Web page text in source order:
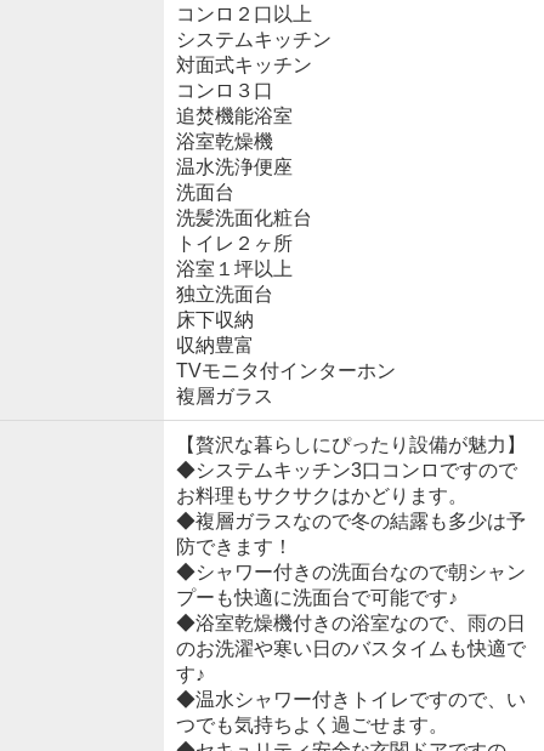
コンロ２口以上
システムキッチン
対面式キッチン
コンロ３口
追焚機能浴室
浴室乾燥機
温水洗浄便座
洗面台
洗髪洗面化粧台
トイレ２ヶ所
浴室１坪以上
独立洗面台
床下収納
収納豊富
TVモニタ付インターホン
複層ガラス
【贅沢な暮らしにぴったり設備が魅力】
◆システムキッチン3口コンロですので
お料理もサクサクはかどります。
◆複層ガラスなので冬の結露も多少は予
防できます！
◆シャワー付きの洗面台なので朝シャン
プーも快適に洗面台で可能です♪
◆浴室乾燥機付きの浴室なので、雨の日
のお洗濯や寒い日のバスタイムも快適で
す♪
◆温水シャワー付きトイレですので、い
つでも気持ちよく過ごせます。